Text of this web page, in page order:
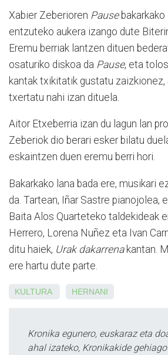
Xabier Zeberioren Pause
entzuteko aukera izango dute
Eremu berriak lantzen dituen
osaturiko diskoa da Pause, eta
kantak txikitatik gustatu zaizkionez,
txertatu nahi izan dituela.
Aitor Etxeberria izan du lagun lan
Zeberiok dio berari esker bilatu
eskaintzen duen eremu berri hori.
Bakarkako lana bada ere, musikari
da. Tartean, Iñar Sastre pianojolea,
Baita Alos Quarteteko taldekideak
Herrero, Lorena Nuñez eta Ivan
ditu haiek, Urak dakarrenakantan.
ere hartu dute parte.
KULTURA HERNANI
Kronika egunero, euskaraz eta
ahal izateko, Kronikakide